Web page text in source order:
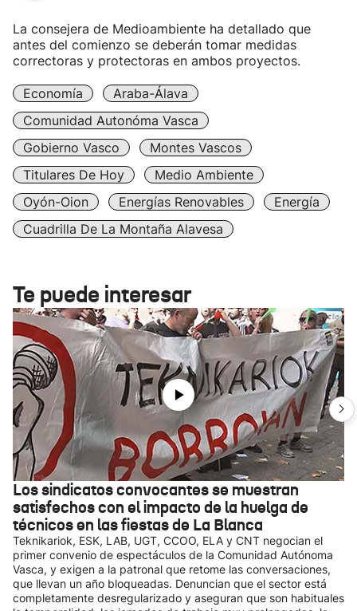
La consejera de Medioambiente ha detallado que
antes del comienzo se deberán tomar medidas
correctoras y protectoras en ambos proyectos.
Economía
Araba-Álava
Comunidad Autonóma Vasca
Gobierno Vasco
Montes Vascos
Titulares De Hoy
Medio Ambiente
Oyón-Oion
Energías Renovables
Energía
Cuadrilla De La Montaña Alavesa
Te puede interesar
Los sindicatos convocantes se muestran
satisfechos con el impacto de la huelga de
técnicos en las fiestas de La Blanca
Teknikariok, ESK, LAB, UGT, CCOO, ELA y CNT negocian el
primer convenio de espectáculos de la Comunidad Autónoma
Vasca, y exigen a la patronal que retome las conversaciones,
que llevan un año bloqueadas. Denuncian que el sector está
completamente desregularizado y aseguran que son habituales